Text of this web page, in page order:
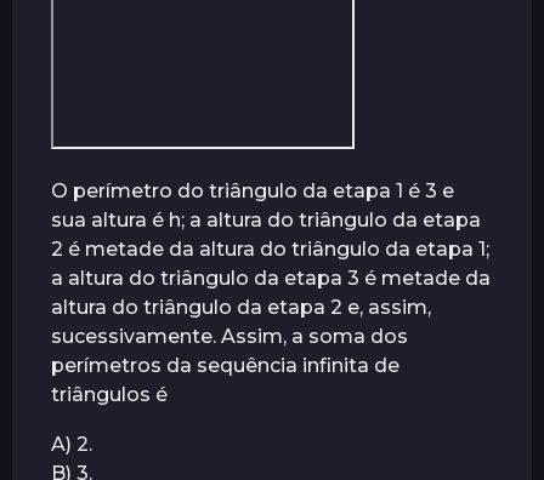
O perímetro do triângulo da etapa 1 é 3 e
sua altura é h; a altura do triângulo da etapa
2 é metade da altura do triângulo da etapa 1;
a altura do triângulo da etapa 3 é metade da
altura do triângulo da etapa 2 e, assim,
sucessivamente. Assim, a soma dos
perímetros da sequência infinita de
triângulos é
A) 2.
B) 3.